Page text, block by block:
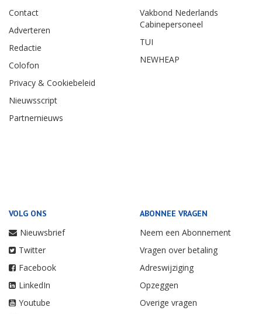
Contact
Adverteren
Redactie
Colofon
Privacy & Cookiebeleid
Nieuwsscript
Partnernieuws
Vakbond Nederlands
Cabinepersoneel
TUI
NEWHEAP
VOLG ONS
Nieuwsbrief
Twitter
Facebook
LinkedIn
Youtube
ABONNEE VRAGEN
Neem een Abonnement
Vragen over betaling
Adreswijziging
Opzeggen
Overige vragen